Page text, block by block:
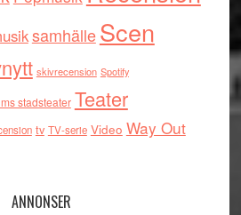
samhälleScen
skivrecension Spotify
stadsteater Teater
tv TV-serie Video Way Out
ANNONSER